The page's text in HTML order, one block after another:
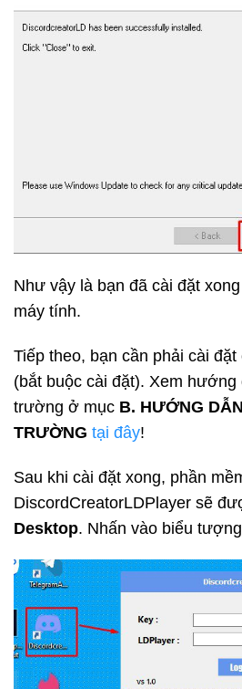
Như vậy là bạn đã cài đặt
máy tính.
Tiếp theo, bạn cần phải cài
(bắt buộc cài đặt). Xem hướng
trường ở mục B. HƯỚNG
TRƯỜNG tại đây!
Sau khi cài đặt xong, phần
DiscordCreatorLDPlayer sẽ
Desktop. Nhấn vào biểu